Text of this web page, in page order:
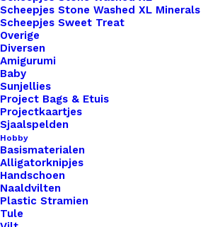
Scheepjes Stone Washed XL Minerals
Scheepjes Sweet Treat
Overige
Diversen
Amigurumi
Baby
Sunjellies
Project Bags & Etuis
Projectkaartjes
Sjaalspelden
Hobby
Basismaterialen
Alligatorknipjes
Handschoen
Naaldvilten
Plastic Stramien
Tule
Big
Labels
8x3cm
Naturel
Dromenvanger
aantal
Toevoegen aan
Toevoegen aan verlanglijst
Artikelnummer